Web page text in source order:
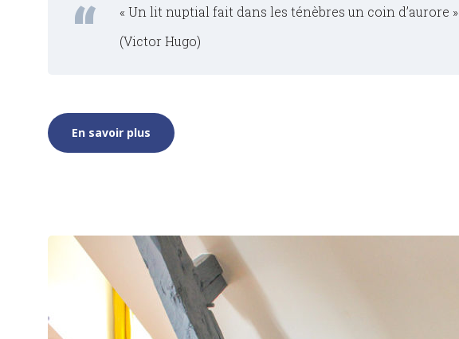
« Un lit nuptial fait dans les ténèbres un coin d’aurore »
(Victor Hugo)
En savoir plus